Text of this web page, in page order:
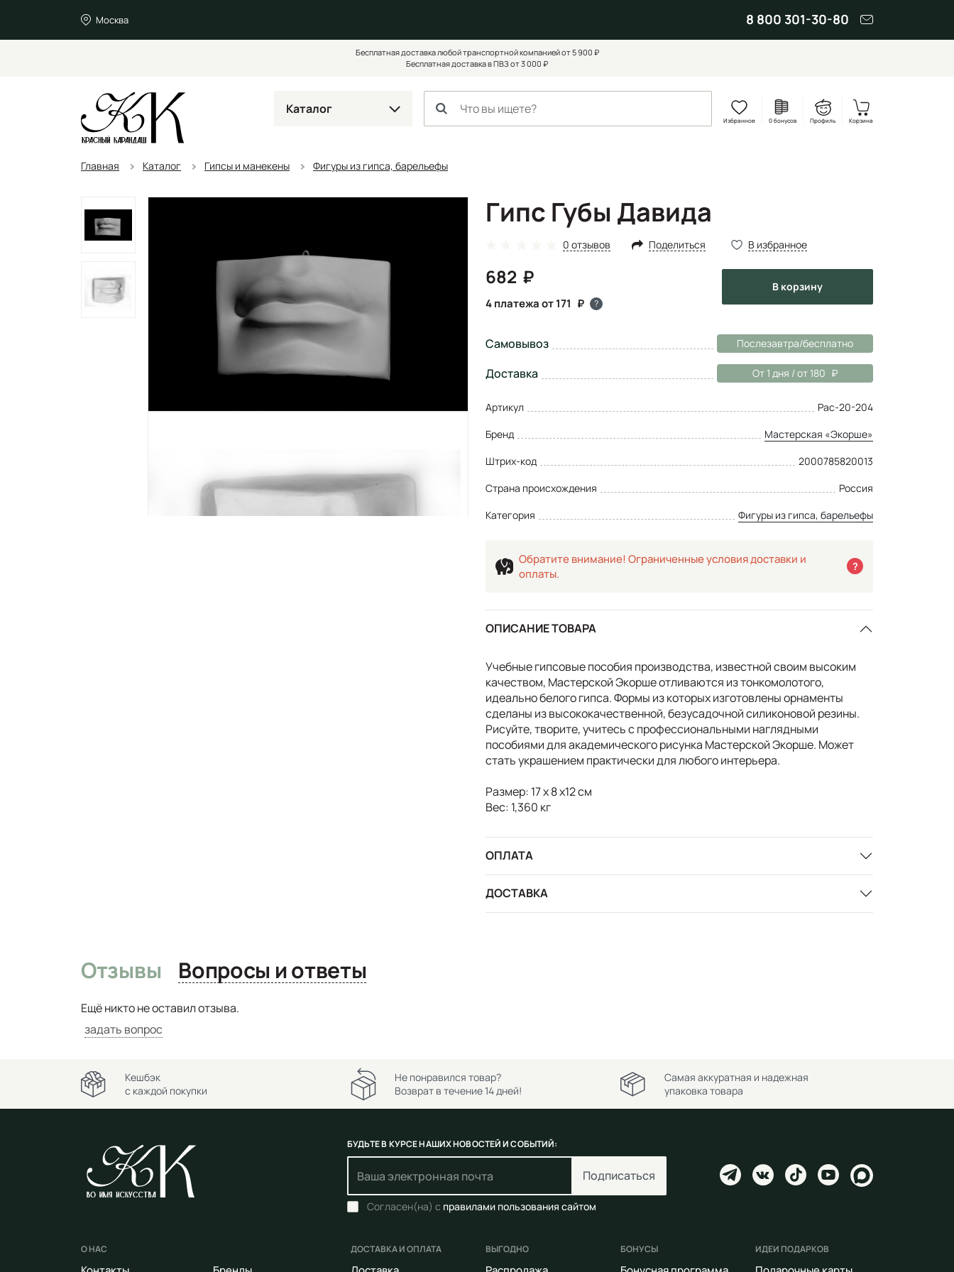
Москва 8 800 301-30-80
Бесплатная доставка любой транспортной компанией от 5 900 ₽
Бесплатная доставка в ПВЗ от 3 000 ₽
Каталог
Избранное 0 бонусов Профиль Корзина
Главная Каталог Гипсы и манекены Фигуры из гипса, барельефы
Гипс Губы Давида
0 отзывов Поделиться В избранное
682
4 платежа от 171 ?
в корзину
Самовывоз Послезавтра/бесплатно
Доставка От 1 дня / от 180
Артикул
Рас-20-204
Бренд
Мастерская «Экорше»
Штрих-код
2000785820013
Страна происхождения
Россия
Категория
Фигуры из гипса, барельефы
Обратите внимание! Ограниченные условия доставки и
оплаты.
?
ОПИСАНИЕ ТОВАРА
Учебные гипсовые пособия производства, известной своим высоким
качеством, Мастерской Экорше отливаются из тонкомолотого,
идеально белого гипса. Формы из которых изготовлены орнаменты
сделаны из высококачественной, безусадочной силиконовой резины.
Рисуйте, творите, учитесь с профессиональными наглядными
пособиями для академического рисунка Мастерской Экорше. Может
стать украшением практически для любого интерьера.
Размер: 17 х 8 х12 см
Вес: 1,360 кг
ОПЛАТА
ДОСТАВКА
Отзывы Вопросы и ответы
Ещё никто не оставил отзыва.
задать вопрос
Кешбэк
с каждой покупки
Не понравился товар?
Возврат в течение 14 дней!
Самая аккуратная и надежная
упаковка товара
БУДЬТЕ В КУРСЕ НАШИХ НОВОСТЕЙ И СОБЫТИЙ:
Подписаться
Согласен(на) с правилами пользования сайтом
О НАС ДОСТАВКА И ОПЛАТА ВЫГОДНО БОНУСЫ ИДЕИ ПОДАРКОВ